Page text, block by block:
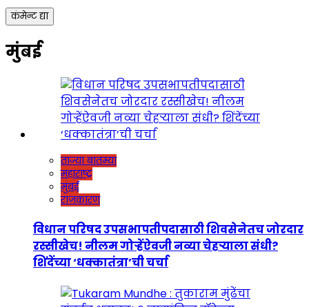
मुंबई
ताज्या बातम्या
महाराष्ट्र
मुंबई
राजकारण
विधान परिषद उपसभापतीपदासाठी शिवसेनेतच जोरदार
रस्सीखेच! नीलम गोऱ्हेंऐवजी नव्या चेहऱ्याला संधी?
शिंदेंच्या ‘धक्कातंत्रा’ची चर्चा